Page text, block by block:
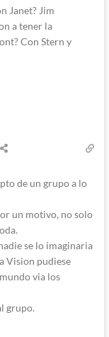
Janet? Jim
a tener la
Con Stern y
de un grupo a lo
un motivo, no solo
se lo imaginaria
Vision pudiese
via los
grupo.